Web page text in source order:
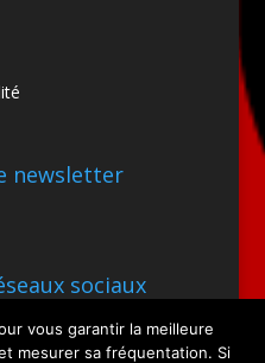
newsletter
sociaux
vous garantir la meilleure
mesurer sa fréquentation. Si